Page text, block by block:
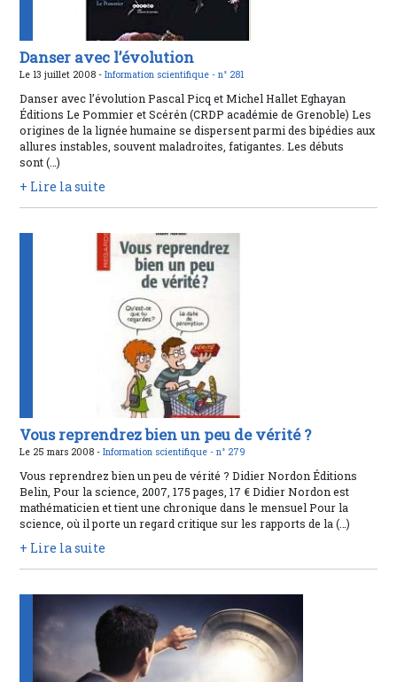
Danser avec l’évolution
Le 13 juillet 2008 -Information scientifique -n° 281
Danser avec l’évolution Pascal Picq et Michel Hallet Eghayan
Éditions Le Pommier et Scérén (CRDP académie de Grenoble) Les
origines de la lignée humaine se dispersent parmi des bipédies aux
allures instables, souvent maladroites, fatigantes. Les débuts
sont (…)
+ Lire la suite
Vous reprendrez bien un peu de vérité ?
Le 25 mars 2008 -Information scientifique -n° 279
Vous reprendrez bien un peu de vérité ? Didier Nordon Éditions
Belin, Pour la science, 2007, 175 pages, 17 € Didier Nordon est
mathématicien et tient une chronique dans le mensuel Pour la
science, où il porte un regard critique sur les rapports de la (…)
+ Lire la suite